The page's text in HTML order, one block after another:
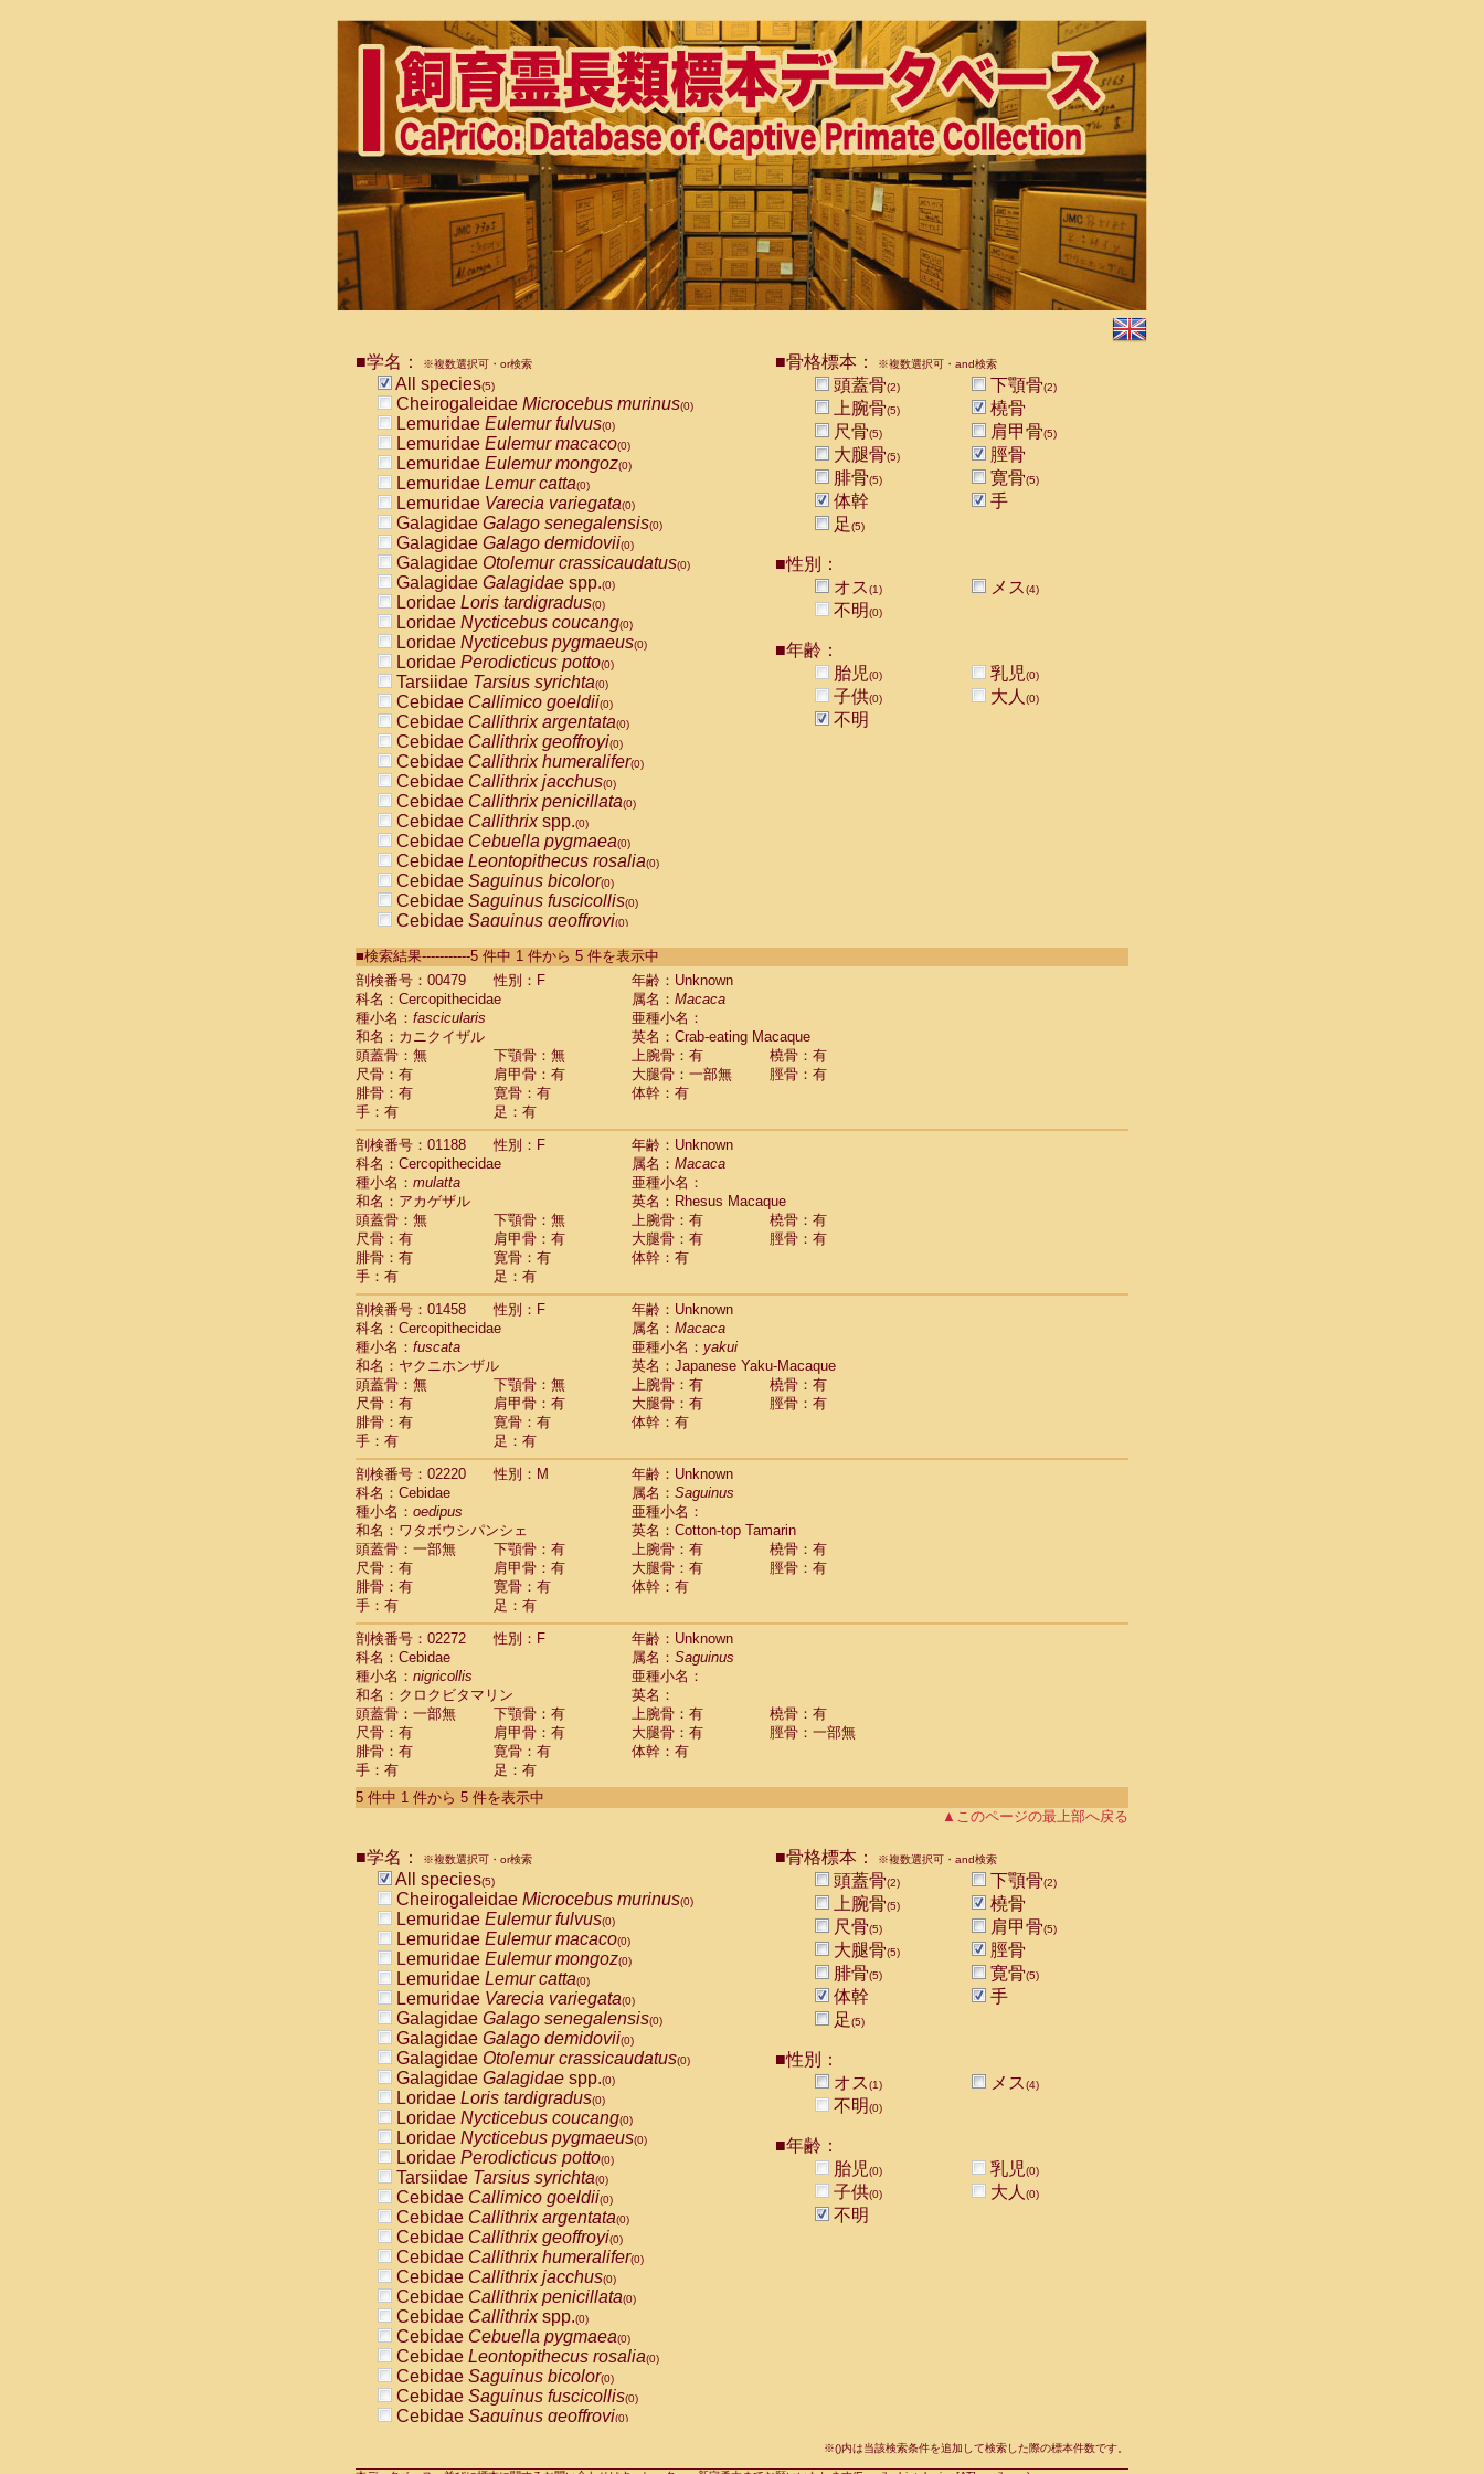
■学名： ※複数選択可・or検索
All species(5)
Cheirogaleidae Microcebus murinus(0)
Lemuridae Eulemur fulvus(0)
Lemuridae Eulemur macaco(0)
Lemuridae Eulemur mongoz(0)
Lemuridae Lemur catta(0)
Lemuridae Varecia variegata(0)
Galagidae Galago senegalensis(0)
Galagidae Galago demidovii(0)
Galagidae Otolemur crassicaudatus(0)
Galagidae Galagidae spp.(0)
Loridae Loris tardigradus(0)
Loridae Nycticebus coucang(0)
Loridae Nycticebus pygmaeus(0)
Loridae Perodicticus potto(0)
Tarsiidae Tarsius syrichta(0)
Cebidae Callimico goeldii(0)
Cebidae Callithrix argentata(0)
Cebidae Callithrix geoffroyi(0)
Cebidae Callithrix humeralifer(0)
Cebidae Callithrix jacchus(0)
Cebidae Callithrix penicillata(0)
Cebidae Callithrixspp.(0)
Cebidae Cebuella pygmaea(0)
Cebidae Leontopithecus rosalia(0)
Cebidae Saguinus bicolor(0)
Cebidae Saguinus fuscicollis(0)
Cebidae Saguinus geoffroyi(0)
CebidaeSaguinus labiatus(0)
Cebidae Saguinus leucopus (0)
CebidaeSaguinus midas
CebidaeSaguinus mystax
CebidaeSaguinus nigricollis (1)
Cebidae Saguinus oedipus
Cebidae Saguinus weddelli
Cebidae Saguinusspp.
Cebidae Aotus trivirgatus
Cebidae Cebus albifrons
CebidaeCebus apella
Cebidae
CebidaeCebus nigrivittatus
Cebidae Cebusspp.(0)
Cebidae Saimiri boliviensis
Cebidae Saimiri sciureus
Atelidae Alouatta caraya
AtelidaeAlouatta fusca
AtelidaeAlouatta seniculus
AtelidaeAlouatta
Atelidae Ateles belzebuth
Atelidae Ateles geoffroyi
Atelidae Ateles paniscus
Atelidae Atelesspp.
Atelidae Lagothrix lagothricha
AtelidaeLagothrix lagothricha cana(0)
Pitheciidae Cacajao calvus rubicundus (0)
Pitheciidae Callicebus cupreus(0)
Pitheciidae Callicebus donacophilus(0)
PitheciidaeCallicebus moloch(0)
Pitheciidae Callicebus torquatus(0)
Pitheciidae Callicebus
Pitheciidae Chiropotes satanas
Pitheciidae Pithecia monachus
Pitheciidae Pithecia pithecia (0)
Cercopithecidae Cercocebus agilis (0)
Cercopithecidae Cercocebus galeritus chrysogaster
Cercopithecidae Cercocebus torquatus atys
CercopithecidaeCercocebus torquatus lunulatus(0)
CercopithecidaeCercocebus torquatus torquatus(0)
CercopithecidaeCercocebus hybrid(0)
CercopithecidaeCercocebus
CercopithecidaeLophocebus albigena
CercopithecidaePapio hamadryas
Cercopithecidae
CercopithecidaePapiospp. (0)
CercopithecidaeMandrillus leucophaeus
CercopithecidaeMandrillus sphinx
CercopithecidaeTheropithecus gelada
CercopithecidaeMacaca arctoides
CercopithecidaeMacaca assamensis
CercopithecidaeMacaca brunnescens
CercopithecidaeMacaca cyclopis
CercopithecidaeMacaca fascicularis(1)
CercopithecidaeMacaca fuscaca fuscata
CercopithecidaeMacaca fuscata yakui
CercopithecidaeMacaca fuscata
CercopithecidaeMacaca maura
CercopithecidaeMacaca mulatta
Cercopithecidae Macaca nemestrina
CercopithecidaeMacaca nigra
CercopithecidaeMacaca radiata
CercopithecidaeMacaca silenus
CercopithecidaeMacaca sinica
CercopithecidaeMacaca sylvanus
CercopithecidaeMacaca thibetana
CercopithecidaeMacaca tonkeana
CercopithecidaeMacacahybrid
CercopithecidaeMacaca spp.(0)
CercopithecidaeAllenopithecus nigroviridis
CercopithecidaeCercopithecus ascanius
CercopithecidaeCercopithecus ascanius schmidti
■骨格標本： ※複数選択可・and検索
頭蓋骨(2) 下顎骨(2)
上腕骨(5)
橈骨
尺骨(5) 肩甲骨(5)
大腿骨(5)
脛骨
腓骨(5) 寛骨(5)
体幹
手
足(5)
■性別：
オス(1) メス(4)
不明(0)
■年齢：
胎児(0) 乳児(0)
子供(0) 大人 (0)
不明
■検索結果-----------5 件中 1 件から 5 件を表示中
剖検番号：00479
性別：F
年齢：Unknown
科名：Cercopithecidae
属名： Macaca
種小名： fascicularis
亜種小名：
和名：カニクイザル
英名：Crab-eating Macaque
頭蓋骨：無
下顎骨：無 上腕骨：有
橈骨：有
尺骨：有
肩甲骨：有 大腿骨：一部無
脛骨：有
腓骨：有
寛骨：有
体幹：有
手：有
足：有
剖検番号：01188
性別：F
年齢：Unknown
科名：Cercopithecidae
属名： Macaca
種小名： mulatta
亜種小名：
和名：アカゲザル
英名：Rhesus Macaque
頭蓋骨：無
下顎骨：無 上腕骨：有
橈骨：有
尺骨：有
肩甲骨：有 大腿骨：有
脛骨：有
腓骨：有
寛骨：有
体幹：有
手：有
足：有
剖検番号：01458
性別：F
年齢：Unknown
科名：Cercopithecidae
属名： Macaca
種小名： fuscata 亜種小名： yakui
和名：ヤクニホンザル
英名：Japanese Yaku-Macaque
頭蓋骨：無
下顎骨：無 上腕骨：有
橈骨：有
尺骨：有
肩甲骨：有 大腿骨：有
脛骨：有
腓骨：有
寛骨：有
体幹：有
手：有
足：有
剖検番号：02220
性別：M
年齢：Unknown
科名：Cebidae
属名： Saguinus
種小名： oedipus
亜種小名：
和名：ワタボウシパンシェ
英名：Cotton-top Tamarin
頭蓋骨：一部無
下顎骨：有 上腕骨：有
橈骨：有
尺骨：有
肩甲骨：有 大腿骨：有
脛骨：有
腓骨：有
寛骨：有
体幹：有
手：有
足：有
剖検番号：02272
性別：F
年齢：Unknown
科名：Cebidae
属名： Saguinus
種小名： nigricollis
亜種小名：
和名：クロクビタマリン
英名：
頭蓋骨：一部無
下顎骨：有 上腕骨：有
橈骨：有
尺骨：有
肩甲骨：有 大腿骨：有
脛骨：一部無
腓骨：有
寛骨：有
体幹：有
手：有
足：有
5 件中 1 件から 5 件を表示中
▲このページの最上部へ戻る
■学名： ※複数選択可・or検索
All species(5)
Cheirogaleidae Microcebus murinus(0)
Lemuridae Eulemur fulvus(0)
Lemuridae Eulemur macaco(0)
Lemuridae Eulemur mongoz(0)
Lemuridae Lemur catta(0)
Lemuridae Varecia variegata(0)
Galagidae Galago senegalensis(0)
Galagidae Galago demidovii(0)
Galagidae Otolemur crassicaudatus(0)
Galagidae Galagidae spp.(0)
Loridae Loris tardigradus(0)
Loridae Nycticebus coucang(0)
Loridae Nycticebus pygmaeus(0)
Loridae Perodicticus potto(0)
Tarsiidae Tarsius syrichta(0)
Cebidae Callimico goeldii(0)
Cebidae Callithrix argentata(0)
Cebidae Callithrix geoffroyi(0)
Cebidae Callithrix humeralifer(0)
Cebidae Callithrix jacchus(0)
Cebidae Callithrix penicillata(0)
Cebidae Callithrixspp.(0)
Cebidae Cebuella pygmaea(0)
Cebidae Leontopithecus rosalia(0)
Cebidae Saguinus bicolor(0)
Cebidae Saguinus fuscicollis(0)
Cebidae Saguinus geoffroyi(0)
■骨格標本： ※複数選択可・and検索
頭蓋骨(2) 下顎骨(2)
上腕骨(5)
橈骨
尺骨(5) 肩甲骨(5)
大腿骨(5)
脛骨
腓骨(5) 寛骨(5)
体幹
手
足(5)
■性別：
オス(1) メス(4)
不明(0)
■年齢：
胎児(0) 乳児(0)
子供(0) 大人 (0)
不明
※()内は当該検索条件を追加して検索した際の標本件数です。